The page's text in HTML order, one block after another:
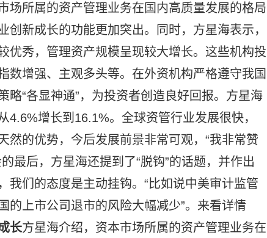
场所属的资产管理业务在国内高质量发展的格局
新成长的功能更加突出。同时，方星海表示，
优秀，管理资产规模呈现较大增长。这些机构投
数增强、主观多头等。在外资机构严格遵守我国
“各显神通”，为投资者创造良好回报。方星海
增长到16.1%。全球资管行业发展很快，
然的优势，今后发展前景非常可观，“我非常赞
最后，方星海还提到了“脱钩”的话题，并作出
我们的态度是主动挂钩。“比如说中美审计监管
的上市公司退市的风险大幅减少”。来看详情
长方星海介绍，资本市场所属的资产管理业务在